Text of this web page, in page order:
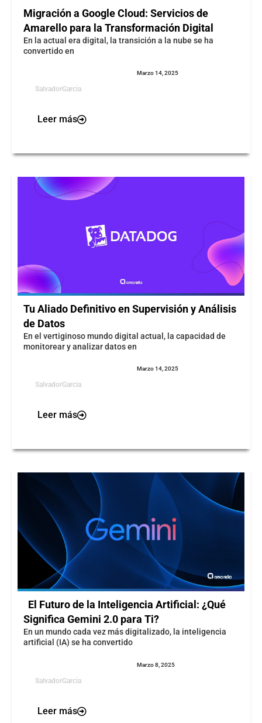
Migración a Google Cloud: Servicios de
Amarello para la Transformación Digital
En la actual era digital, la transición a la nube se ha
convertido en
SalvadorGarcia
Marzo 14, 2025
Leer más
Tu Aliado Definitivo en Supervisión y Análisis
de Datos
En el vertiginoso mundo digital actual, la capacidad de
monitorear y analizar datos en
SalvadorGarcia
Marzo 14, 2025
Leer más
El Futuro de la Inteligencia Artificial: ¿Qué
Significa Gemini 2.0 para Ti?
En un mundo cada vez más digitalizado, la inteligencia
artificial (IA) se ha convertido
SalvadorGarcia
Marzo 8, 2025
Leer más